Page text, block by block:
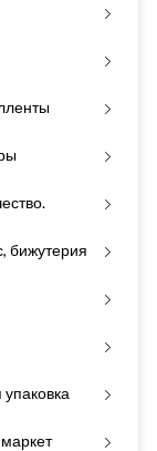
бижутерия